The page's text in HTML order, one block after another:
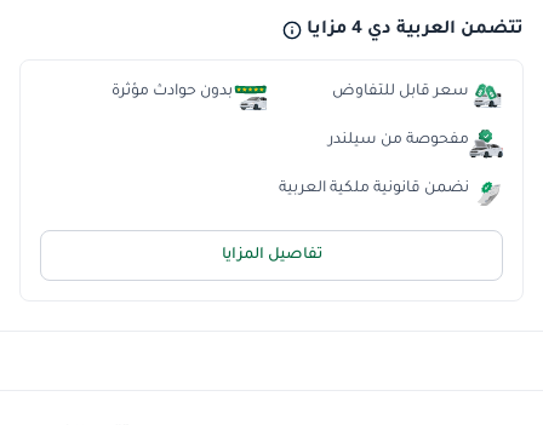
تتضمن العربية دي 4 مزايا
سعر قابل للتفاوض
مفحوصة من سيلندر
نضمن قانونية ملكية العربية
بدون حوادث مؤثرة
تفاصيل المزايا